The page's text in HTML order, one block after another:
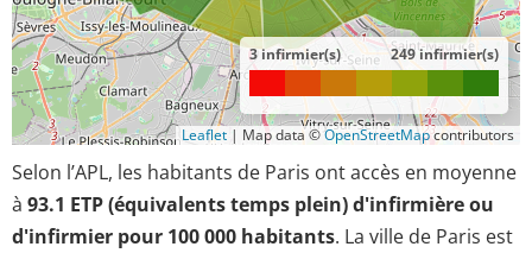
3 infirmier(s) 249 infirmier(s)
Leaflet | Map data ©OpenStreetMapcontributors
Selon l’APL, les habitants de Paris ont accès en moyenne
à 93.1 ETP (équivalents temps plein) d'infirmière ou
d'infirmier pour 100 000 habitants. La ville de Paris est